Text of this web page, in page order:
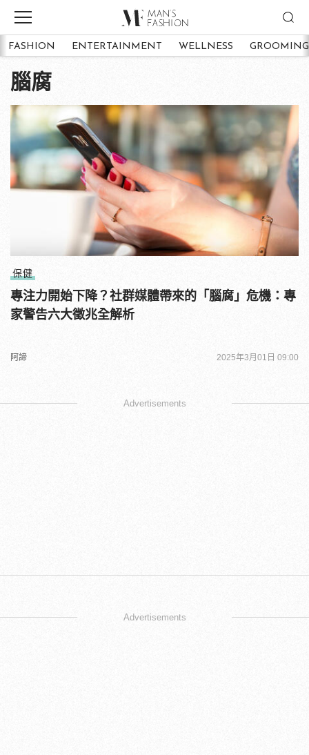
FASHION ENTERTAINMENT WELLNESS GROOMING
腦腐
保健
專注力開始下降？社群媒體帶來的「腦腐」危機：專
家警告六大徵兆全解析
阿諦 2025年3月01日 09:00
Advertisements
Advertisements